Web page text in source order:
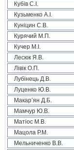
Кубів С.І.
Кузьменко А.І.
Куніцин С.В.
Курячий М.П.
Кучер М.І.
Лесюк Я.В.
Лівік О.П.
Лубінець Д.В.
Луценко Ю.В.
Макар’ян Д.Б.
Мамчур Ю.В.
Матіос М.В.
Мацола Р.М.
Мельниченко В.В.